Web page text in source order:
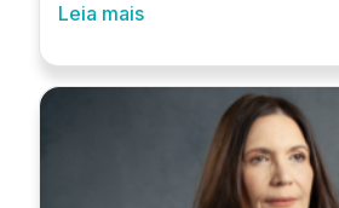
Leia mais